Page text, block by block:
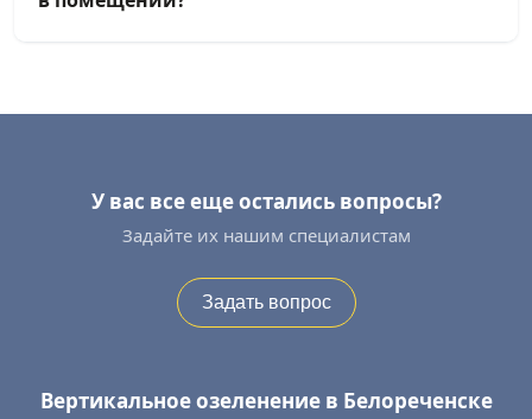
У вас все еще остались вопросы?
Задайте их нашим специалистам
Задать вопрос
Вертикальное озеленение в Белореченске